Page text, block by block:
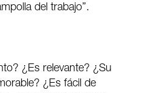
del trabajo”.
¿Es relevante? ¿Su
¿Es fácil de